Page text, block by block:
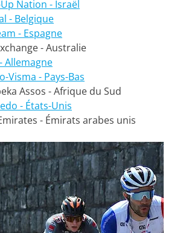
Nation - Israël
- Belgique
- Espagne
- Australie
Allemagne
Visma - Pays-Bas
Assos - Afrique du Sud
- États-Unis
- Émirats arabes unis